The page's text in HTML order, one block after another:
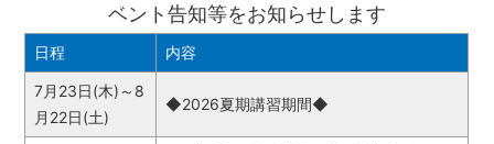
ベント告知等をお知らせします
日程 内容
7月23日(木)～8
月22日(土)
◆2026夏期講習期間◆